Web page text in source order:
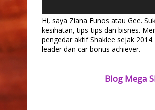
Hi, saya Ziana Eunos atau Gee.
kesihatan, tips-tips dan bisnes.
pengedar aktif Shaklee sejak
leader dan car bonus achiever.
Blog Mega